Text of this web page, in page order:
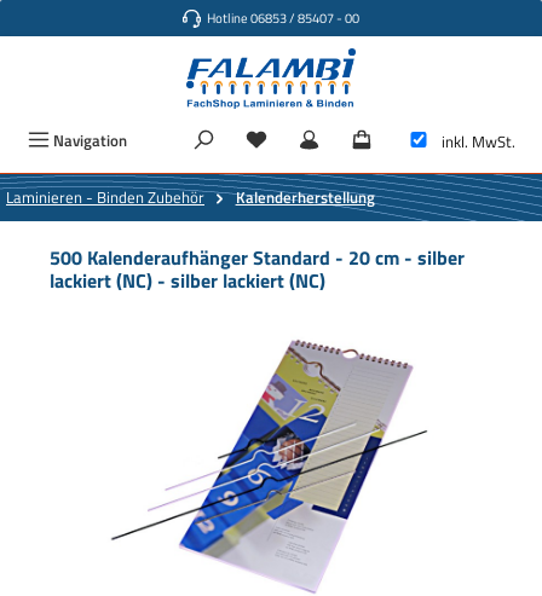
Hotline 06853 / 85407 - 00
Navigation inkl. MwSt.
Laminieren - Binden Zubehör Kalenderherstellung
500 Kalenderaufhänger Standard - 20 cm - silber
lackiert (NC) - silber lackiert (NC)